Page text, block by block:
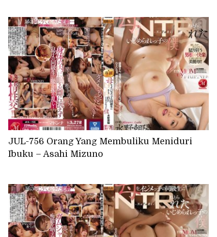
JUL-756 Orang Yang Membuliku Meniduri
Ibuku – Asahi Mizuno